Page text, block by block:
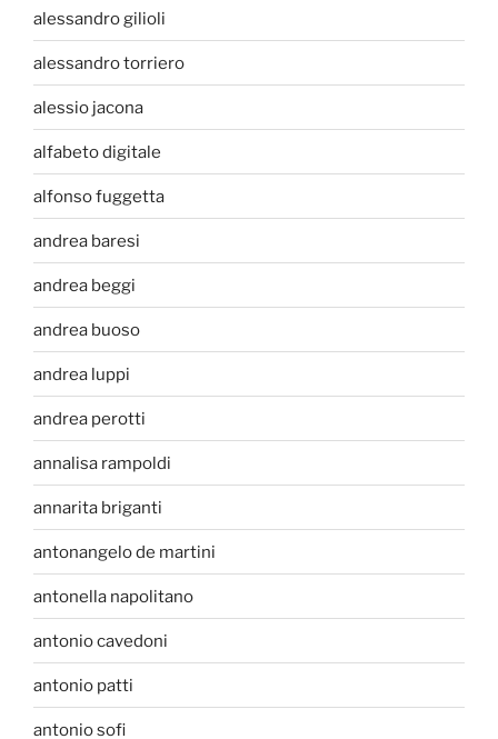
alessandro gilioli
alessandro torriero
alessio jacona
alfabeto digitale
alfonso fuggetta
andrea baresi
andrea beggi
andrea buoso
andrea luppi
andrea perotti
annalisa rampoldi
annarita briganti
antonangelo de martini
antonella napolitano
antonio cavedoni
antonio patti
antonio sofi